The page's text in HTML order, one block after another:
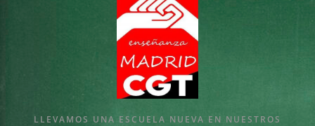
LLEVAMOS UNA ESCUELA NUEVA EN NUESTROS